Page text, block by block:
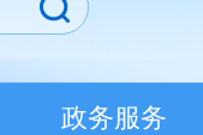
政务服务